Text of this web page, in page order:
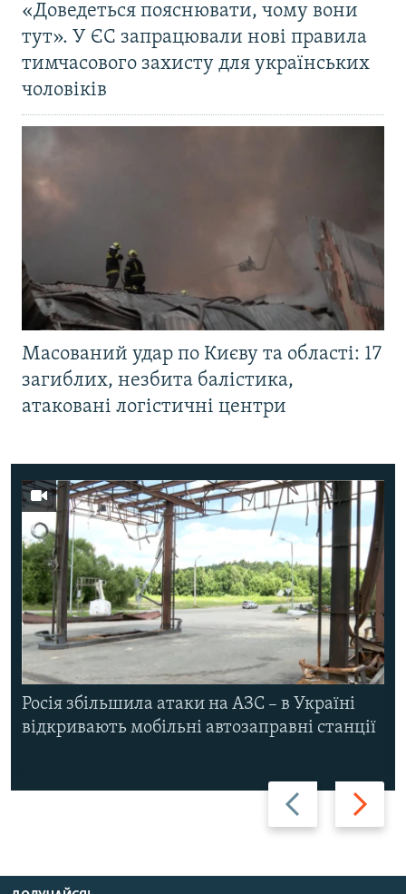
«Доведеться пояснювати, чому вони
тут». У ЄС запрацювали нові правила
тимчасового захисту для українських
чоловіків
Масований удар по Києву та області: 17
загиблих, незбита балістика,
атаковані логістичні центри
Назад Вперед
Росія збільшила атаки на АЗС – в Україні
відкривають мобільні автозаправні станції